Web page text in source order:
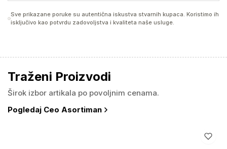
Sve prikazane poruke su autentična iskustva stvarnih kupaca. Koristimo ih
isključivo kao potvrdu zadovoljstva i kvaliteta naše usluge.
Traženi Proizvodi
Širok izbor artikala po povoljnim cenama.
Pogledaj Ceo Asortiman